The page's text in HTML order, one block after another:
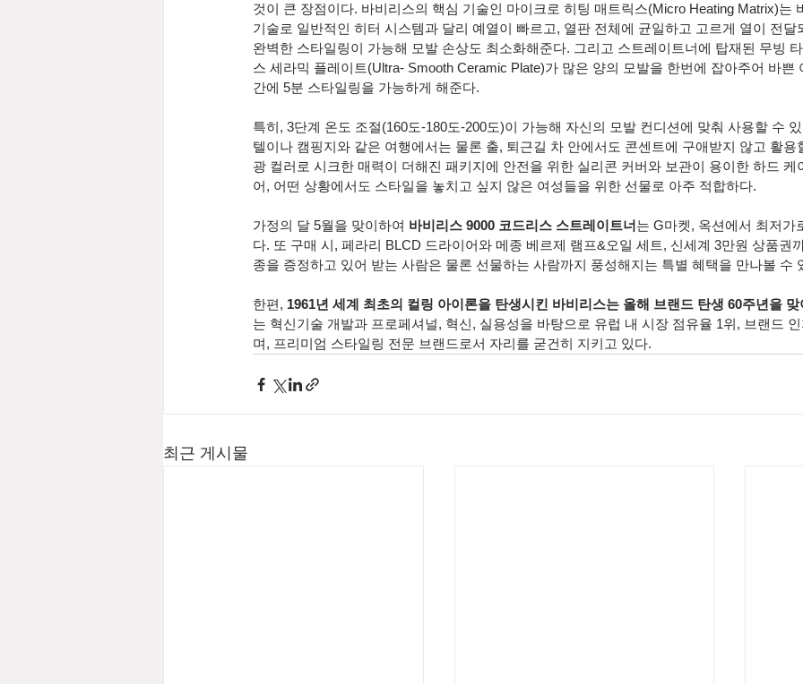
것이 큰 장점이다. 바비리스의 핵심 기술인 마이크로 히팅 매트릭스(Micro Heating Matrix)는
기술로 일반적인 히터 시스템과 달리 예열이 빠르고, 열판 전체에 균일하고 고르게 열이 전달
완벽한 스타일링이 가능해 모발 손상도 최소화해준다. 그리고 스트레이트너에 탑재된 무빙
스 세라믹 플레이트(Ultra- Smooth Ceramic Plate)가 많은 양의 모발을 한번에 잡아주어 바쁜
간에 5분 스타일링을 가능하게 해준다.
특히, 3단계 온도 조절(160도-180도-200도)이 가능해 자신의 모발 컨디션에 맞춰 사용할 수
텔이나 캠핑지와 같은 여행에서는 물론 출, 퇴근길 차 안에서도 콘센트에 구애받지 않고 활용
광 컬러로 시크한 매력이 더해진 패키지에 안전을 위한 실리콘 커버와 보관이 용이한 하드 케
어, 어떤 상황에서도 스타일을 놓치고 싶지 않은 여성들을 위한 선물로 아주 적합하다.
가정의 달 5월을 맞이하여 바비리스 9000 코드리스 스트레이트너는 G마켓, 옥션에서 최저가
다. 또 구매 시, 페라리 BLCD 드라이어와 메종 베르제 램프&오일 세트, 신세계 3만원 상품권
종을 증정하고 있어 받는 사람은 물론 선물하는 사람까지 풍성해지는 특별 혜택을 만나볼 수
한편, 1961년 세계 최초의 컬링 아이론을 탄생시킨 바비리스는 올해 브랜드 탄생 60주년을
는 혁신기술 개발과 프로페셔널, 혁신, 실용성을 바탕으로 유럽 내 시장 점유율 1위, 브랜드
며, 프리미엄 스타일링 전문 브랜드로서 자리를 굳건히 지키고 있다.
최근 게시물